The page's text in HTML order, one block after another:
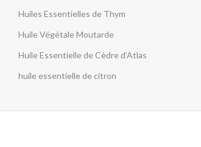
Huiles Essentielles de Thym
Huile Végétale Moutarde
Huile Essentielle de Cèdre d’Atlas
huile essentielle de citron